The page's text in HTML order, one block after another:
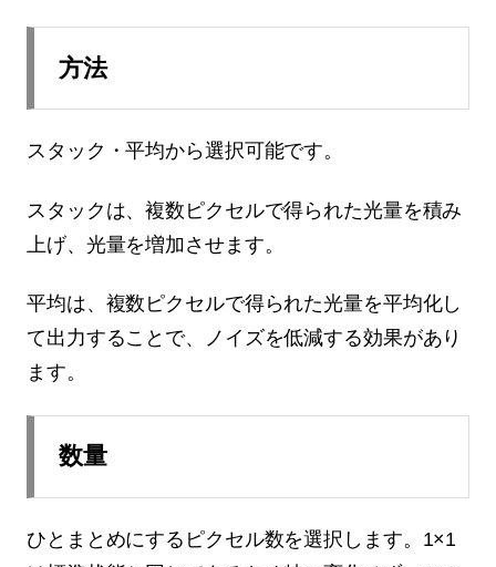
方法
スタック・平均から選択可能です。
スタックは、複数ピクセルで得られた光量を積み
上げ、光量を増加させます。
平均は、複数ピクセルで得られた光量を平均化し
て出力することで、ノイズを低減する効果があり
ます。
数量
ひとまとめにするピクセル数を選択します。1×1